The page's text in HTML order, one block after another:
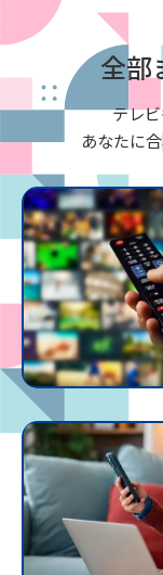
全部
テレ
あなたに